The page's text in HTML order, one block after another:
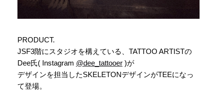
PRODUCT.
JSF3階にスタジオを構えている、TATTOO ARTISTの
Dee氏( Instagram @dee_tattooer)が
デザインを担当したSKELETONデザインがTEEになっ
て登場。